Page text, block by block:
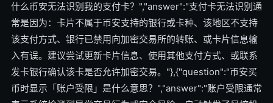
什么币安无法识别我的支付卡？","answer":"支付卡无法识别通
常是因为：卡片不属于币安支持的银行或卡种、该地区不支持
该支付方式、银行已禁用向加密交易所的转账、或卡片信息输
入有误。建议尝试更新卡片信息、使用其他支付方式、或联系
发卡银行确认该卡是否允许加密交易。"},{"question":"币安买
币时显示「账户受限」是什么意思？","answer":"账户受限通常